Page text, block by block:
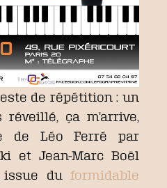
de répétition : un
ça m’arrive,
de Léo Ferré par
et Jean-Marc Boël
issue du
formidable